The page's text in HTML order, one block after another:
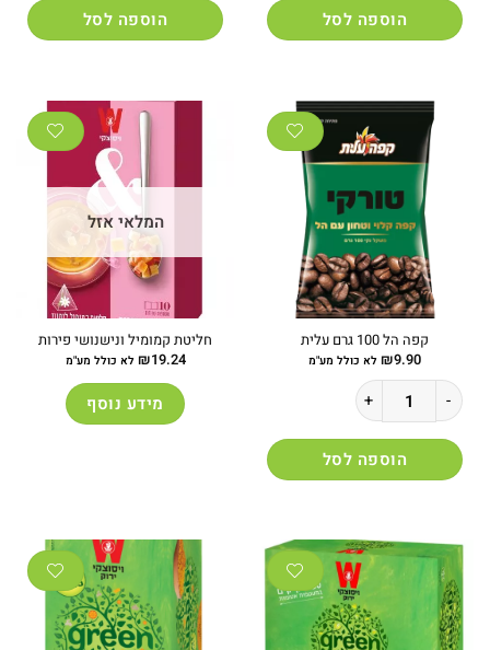
הוספה לסל הוספה לסל
קפה הל 100 גרם עלית
₪9.90 לא כולל מע"מ
כמות של קפה הל 100 גרם עלית
הוספה לסל
המלאי אזל
חליטת קמומיל ונישנושי פירות
₪19.24 לא כולל מע"מ
מידע נוסף